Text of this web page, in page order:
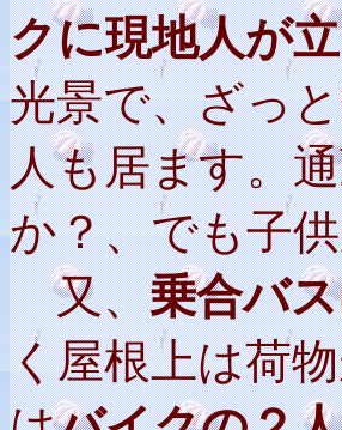
クに現地人が
光景で、ざっ
人も居ます。
か？、でも子
又、乗合バス
く屋根上は荷